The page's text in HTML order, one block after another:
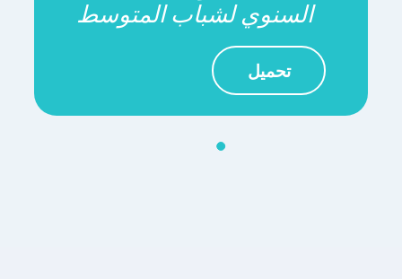
السنوي لشباب المتوسط
تحميل